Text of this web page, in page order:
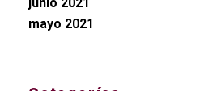
mayo 2021